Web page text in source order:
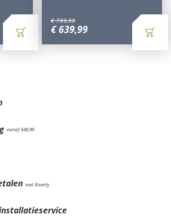
€ 799,99
€ 639,99
vanaf €49,99
met Riverty